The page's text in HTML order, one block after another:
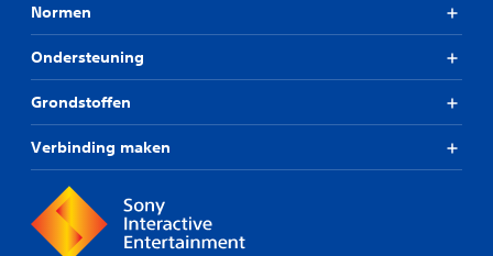
Normen
Ondersteuning
Grondstoffen
Verbinding maken